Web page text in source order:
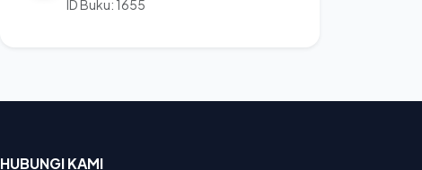
ID Buku: 1655
HUBUNGI KAMI